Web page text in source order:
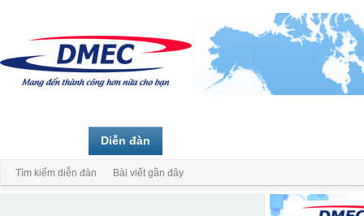
Diễn đàn
Tìm kiếm diễn đàn Bài viết gần đây